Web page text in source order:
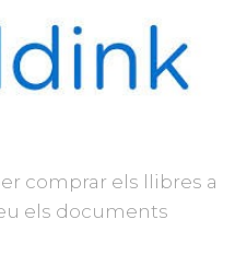
comprar els llibres a
els documents